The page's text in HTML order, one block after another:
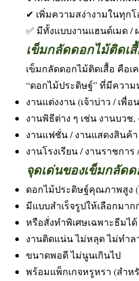
✔ เพิ่มความสง่างามในทุก
✅ มีทั้งแบบงานแฮนด์เมด /
เข็มกลัดดอกไม้ติดเ
เข็มกลัดดอกไม้ติดเสื้อ คือ
“ดอกไม้ประดิษฐ์” ที่มีควา
งานแต่งงาน (เจ้าบ่าว / เพื่อ
งานพิธีต่าง ๆ เช่น งานบว
งานแฟชั่น / งานแสดงสินค้
งานโรงเรียน / งานราชกา
จุดเด่นของเข็มกลัด
ดอกไม้ประดิษฐ์คุณภาพสูง
มีแบบสำเร็จรูปให้เลือกมาก
หรือสั่งทำพิเศษเฉพาะธีมได้
งานติดแน่น ไม่หลุด ไม่ทำล
ขนาดพอดี ไม่นูนเกินไป
พร้อมแพ็กเกจหรูหรา (สำห